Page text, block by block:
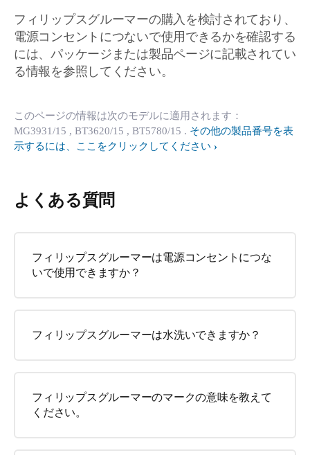
フィリップスグルーマーの購入を検討されており、
電源コンセントにつないで使用できるかを確認する
には、パッケージまたは製品ページに記載されてい
る情報を参照してください。
このページの情報は次のモデルに適用されます：
MG3931/15 , BT3620/15 , BT5780/15 . その他の製品番号を表
示するには、ここをクリックしてください
よくある質問
フィリップスグルーマーは電源コンセントにつな
いで使用できますか？
フィリップスグルーマーは水洗いできますか？
フィリップスグルーマーのマークの意味を教えて
ください。